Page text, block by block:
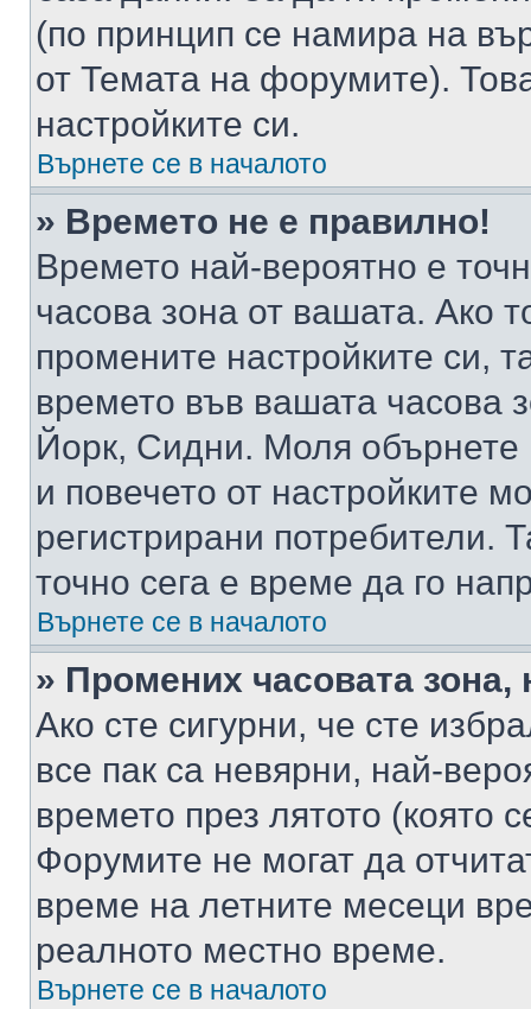
(по принцип се намира на
от Темата на форумите).
настройките си.
Върнете се в началото
» Времето не е правилно!
Времето най-вероятно е
часова зона от вашата. Ако
промените настройките си,
времето във вашата
Йорк, Сидни. Моля обърнете
и повечето от настройките
регистрирани потребители.
точно сега е време да го
Върнете се в началото
» Промених часовата
Ако сте сигурни, че сте
все пак са невярни, най-
времето през лятото (която
Форумите не могат да
време на летните месеци
реалното местно време.
Върнете се в началото